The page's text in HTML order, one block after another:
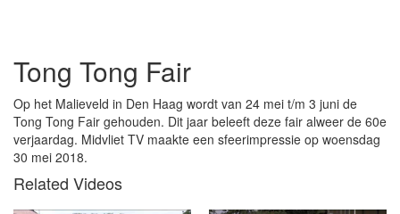
Tong Tong Fair
Op het Malieveld in Den Haag wordt van 24 mei t/m 3 juni de
Tong Tong Fair gehouden. Dit jaar beleeft deze fair alweer de 60e
verjaardag. Midvliet TV maakte een sfeerimpressie op woensdag
30 mei 2018.
Related Videos